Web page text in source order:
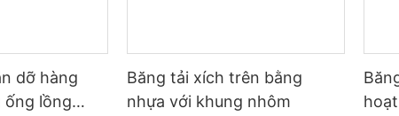
dỡ hàng
ống lồng
Băng tải xích trên bằng
nhựa với khung nhôm